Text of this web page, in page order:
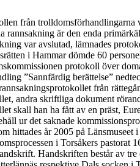
från trolldomsförhandlingarna
rannsakning är den enda
var avslutad, lämnades
i Hammar dömde 60
protokoll över
”Sannfärdig berättelse”
från
, andra skriftliga dokument
skall han ha fått av en präst,
ur det saknade
hittades år 2005 på Länsmuseet
i Torsåkers pastorat
Handskriften består av tre